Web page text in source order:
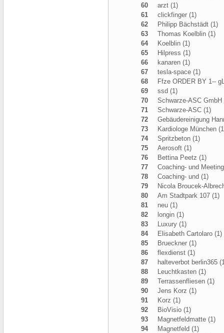
60
arzt (1)
61
clickfinger (1)
62
Philipp Bächstädt (1)
63
Thomas Koelblin (1)
64
Koelblin (1)
65
Hilpress (1)
66
kanaren (1)
67
tesla-space (1)
68
Ffze ORDER BY 1--
69
ssd (1)
70
Schwarze-ASC GmbH
71
Schwarze-ASC (1)
72
Gebäudereinigung
73
Kardiologe München
74
Spritzbeton (1)
75
Aerosoft (1)
76
Bettina Peetz (1)
77
Coaching- und
78
Coaching- und (1)
79
Nicola Broucek-
80
Am Stadtpark 107 (1)
81
neu (1)
82
longin (1)
83
Luxury (1)
84
Elisabeth Cartolaro (1)
85
Brueckner (1)
86
flexdienst (1)
87
halteverbot berlin365
88
Leuchtkasten (1)
89
Terrassenfliesen (1)
90
Jens Korz (1)
91
Korz (1)
92
BioVisio (1)
93
Magnetfeldmatte (1)
94
Magnetfeld (1)